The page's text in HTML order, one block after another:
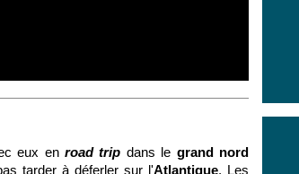
eux enroad trip dans le grand nord
tarder à déferler sur l'Atlantique. Les